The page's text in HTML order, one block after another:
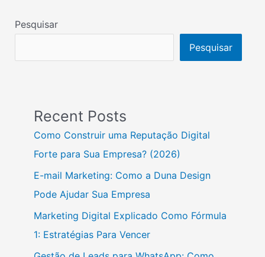
Pesquisar
Pesquisar
Recent Posts
Como Construir uma Reputação Digital
Forte para Sua Empresa? (2026)
E-mail Marketing: Como a Duna Design
Pode Ajudar Sua Empresa
Marketing Digital Explicado Como Fórmula
1: Estratégias Para Vencer